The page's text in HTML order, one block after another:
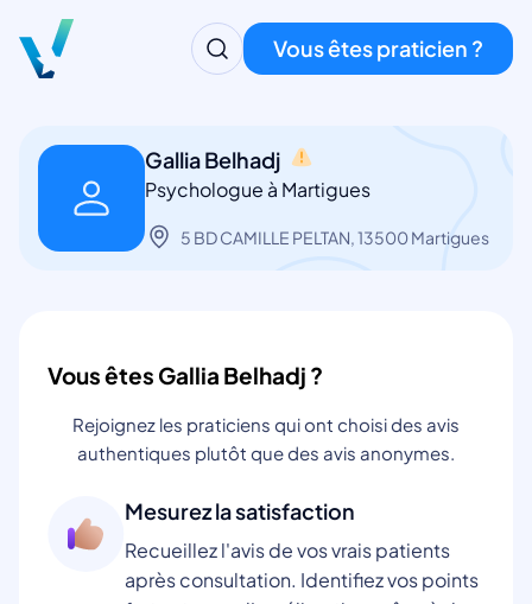
Vous êtes praticien ?
Gallia Belhadj
Psychologue à Martigues
5 BD CAMILLE PELTAN, 13500 Martigues
Vous êtes Gallia Belhadj ?
Rejoignez les praticiens qui ont choisi des avis
authentiques plutôt que des avis anonymes.
Mesurez la satisfaction
Recueillez l'avis de vos vrais patients
après consultation. Identifiez vos points